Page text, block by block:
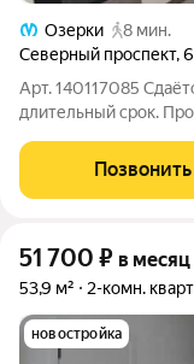
Озерки
8 мин.
Северный проспект,
Арт. 140117085
длительный срок.
бытовая техника
на кухне есть
Позвонить
51 700 ₽ в месяц
53,9 м² 2-комн.
новостройка